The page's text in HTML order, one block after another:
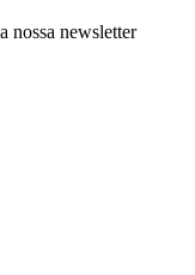
nossa newsletter